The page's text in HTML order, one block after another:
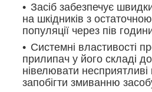
Засіб забезпечує
на шкідників з
популяції через пів
Системні властивості
прилипач у його складі
нівелювати несприятливі
запобігти змиванню